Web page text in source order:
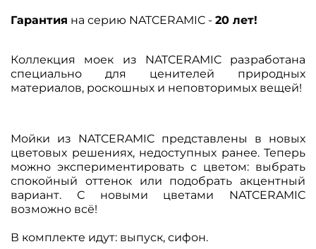
Гарантия на серию NATCERAMIC - 20 лет!
Коллекция моек из NATCERAMIC разработана
специально для ценителей природных
материалов, роскошных и неповторимых вещей!
Мойки из NATCERAMIC представлены в новых
цветовых решениях, недоступных ранее. Теперь
можно экспериментировать с цветом: выбрать
спокойный оттенок или подобрать акцентный
вариант. С новыми цветами NATCERAMIC
возможно всё!
В комплекте идут: выпуск, сифон.